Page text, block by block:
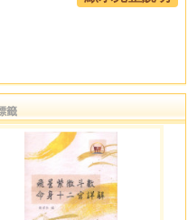
筆劃數五行、使其互為相
理理氣探原)(竹林書局發
合編成冊。
籤